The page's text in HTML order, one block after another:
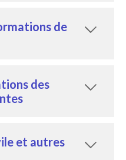
de
des
et autres